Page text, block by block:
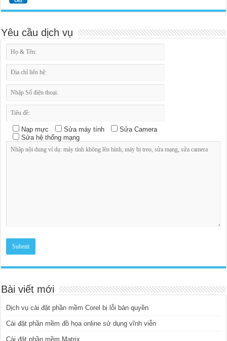
Yêu cầu dịch vụ
Nạp mực Sửa máy tính
Sửa Camera
Sửa hệ thống mạng
Bài viết mới
Dịch vụ cài đặt phần mềm Corel bị lỗi bản quyền
Cài đặt phần mềm đồ họa online sử dụng vĩnh viễn
Cài đặt phần mềm Matrix